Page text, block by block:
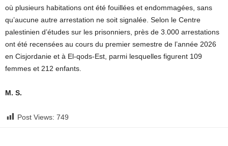
où plusieurs habitations ont été fouillées et endommagées, sans
qu’aucune autre arrestation ne soit signalée. Selon le Centre
palestinien d’études sur les prisonniers, près de 3.000 arrestations
ont été recensées au cours du premier semestre de l’année 2026
en Cisjordanie et à El-qods-Est, parmi lesquelles figurent 109
femmes et 212 enfants.
M. S.
Post Views: 749